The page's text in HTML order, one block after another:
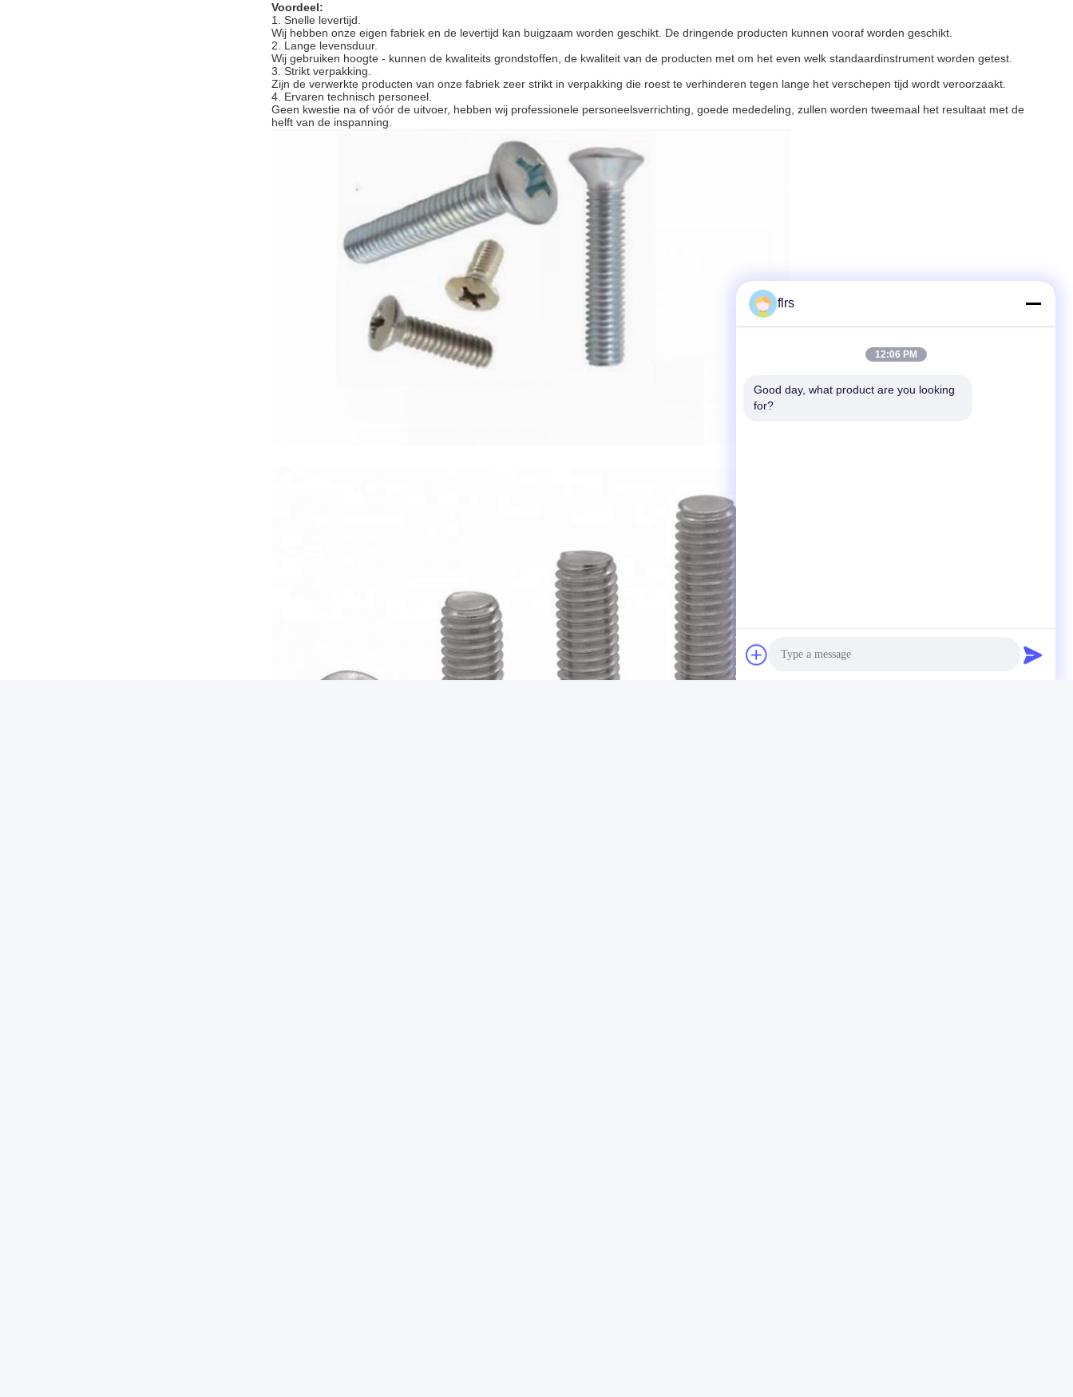
Voordeel:
1. Snelle levertijd.
Wij hebben onze eigen fabriek en de levertijd kan buigzaam worden geschikt. De dringende producten kunnen vooraf worden geschikt.
2. Lange levensduur.
Wij gebruiken hoogte - kunnen de kwaliteits grondstoffen, de kwaliteit van de producten met om het even welk standaardinstrument worden getest.
3. Strikt verpakking.
Zijn de verwerkte producten van onze fabriek zeer strikt in verpakking die roest te verhinderen tegen lange het verschepen tijd wordt veroorzaakt.
4. Ervaren technisch personeel.
Geen kwestie na of vóór de uitvoer, hebben wij professionele personeelsverrichting, goede mededeling, zullen worden tweemaal het resultaat met de
helft van de inspanning.
flrs
12:06 PM
Good day, what product are you looking
for?